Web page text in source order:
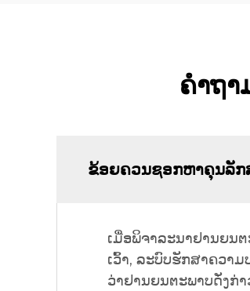
ຄຳຖາ
ຂ້ອຍຄວນຊອກຫາຄຸນລັກ
ເມື່ອພິຈາລະນາຢານຍນ
ເວົ້າ, ລະບົບຮັກສາຄວາ
ວ່າຢານຍນຕະພາບດັ່ງກ່